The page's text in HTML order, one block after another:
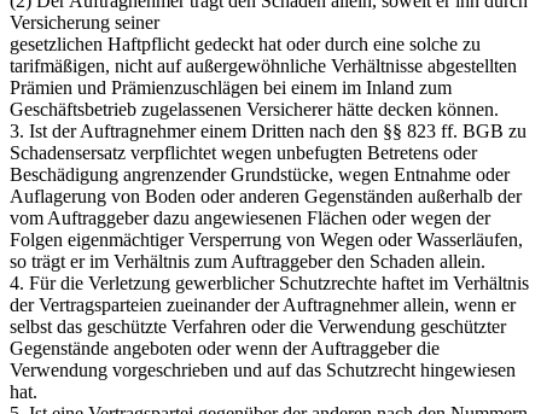
Versicherung seiner
gesetzlichen Haftpflicht gedeckt hat oder durch eine solche zu
tarifmäßigen, nicht auf außergewöhnliche Verhältnisse abgestellten
Prämien und Prämienzuschlägen bei einem im Inland zum
Geschäftsbetrieb zugelassenen Versicherer hätte decken können.
3. Ist der Auftragnehmer einem Dritten nach den §§ 823 ff. BGB zu
Schadensersatz verpflichtet wegen unbefugten Betretens oder
Beschädigung angrenzender Grundstücke, wegen Entnahme oder
Auflagerung von Boden oder anderen Gegenständen außerhalb der
vom Auftraggeber dazu angewiesenen Flächen oder wegen der
Folgen eigenmächtiger Versperrung von Wegen oder Wasserläufen,
so trägt er im Verhältnis zum Auftraggeber den Schaden allein.
4. Für die Verletzung gewerblicher Schutzrechte haftet im Verhältnis
der Vertragsparteien zueinander der Auftragnehmer allein, wenn er
selbst das geschützte Verfahren oder die Verwendung geschützter
Gegenstände angeboten oder wenn der Auftraggeber die
Verwendung vorgeschrieben und auf das Schutzrecht hingewiesen
hat.